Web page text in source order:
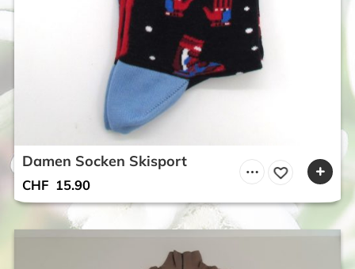
Damen Socken Skisport
CHF 15.90